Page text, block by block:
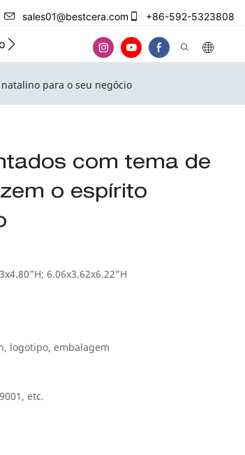
sales01@bestcera.com +86-592-5323808
conosco
para o seu negócio
com tema de
o espírito
6.06x3.62x6.22"H
logotipo, embalagem
etc.